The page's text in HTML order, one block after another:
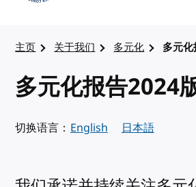
主页 关于我们 多元化 多元
多元化报告2024
切换语言： English 日本語